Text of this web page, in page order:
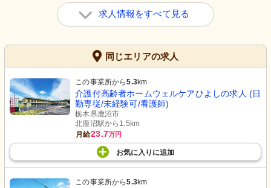
求人情報をすべて見る
同じエリアの求人
この事業所から5.3km
介護付高齢者ホームウェルケアひよしの求人 (日
勤専従/未経験可/看護師)
栃木県鹿沼市
北鹿沼駅から1.5km
月給23.7万円
お気に入り に追加
この事業所から5.3km